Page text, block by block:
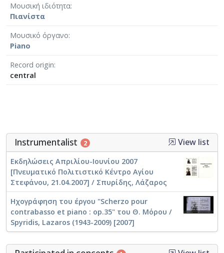
Μουσική ιδιότητα
Πιανίστα
Μουσικό όργανο
Piano
Record origin
central
Instrumentalist 2 View list
Εκδηλώσεις Απριλίου-Ιουνίου 2007
[Πνευματικό Πολιτιστικό Κέντρο Αγίου
Στεφάνου, 21.04.2007] / Σπυρίδης, Λάζαρος
Ηχογράφηση του έργου "Scherzo pour
contrabasso et piano : op.35" του Θ. Μόρου /
Spyridis, Lazaros (1943-2009) [2007]